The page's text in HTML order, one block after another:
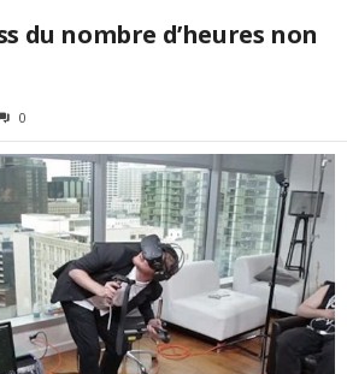
du nombre d’heures non
0